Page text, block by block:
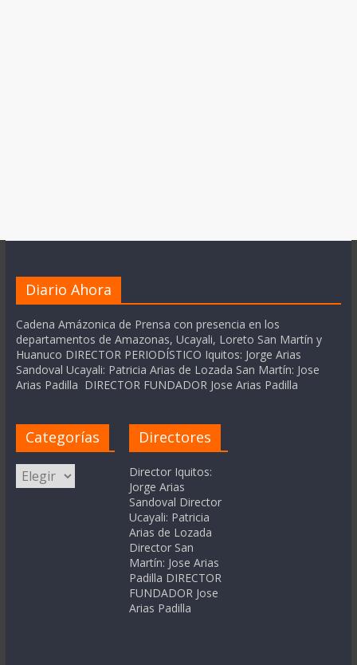
Diario Ahora
Cadena Amázonica de Prensa con presencia en los
departamentos de Amazonas, Ucayali, Loreto San Martín y
Huanuco DIRECTOR PERIODÍSTICO Iquitos: Jorge Arias
Sandoval Ucayali: Patricia Arias de Lozada San Martín: Jose
Arias Padilla DIRECTOR FUNDADOR Jose Arias Padilla
Categorías
Categorías
Directores
Director Iquitos:
Jorge Arias
Sandoval Director
Ucayali: Patricia
Arias de Lozada
Director San
Martín: Jose Arias
Padilla DIRECTOR
FUNDADOR Jose
Arias Padilla